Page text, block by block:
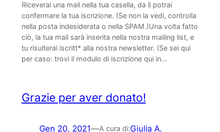
Riceverai una mail nella tua casella, da lì potrai
confermare la tua iscrizione. (Se non la vedi, controlla
nella posta indesiderata o nella SPAM.)Una volta fatto
ciò, la tua mail sarà inserita nella nostra mailing list, e
tu risulterai iscritt* alla nostra newsletter. (Se sei qui
per caso: trovi il modulo di iscrizione qui in…
Grazie per aver donato!
Gen 20, 2021—A cura di:Giulia A.